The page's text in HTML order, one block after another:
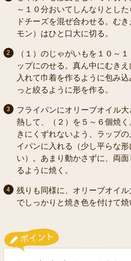
～１０分おいてしんなりとし
ドチーズを混ぜ合わせる。む
モン）はひと口大に切る。
（１）のじゃがいもを１０～
ップにのせる。真ん中にむき
入れて巾着を作るように包み
っと絞るように形を作る。
フライパンにオリーブオイル
熱して、（２）を５～６個焼
きにくずれないよう、ラップ
イパンに入れる（少し平らな
い）。あまり動かさずに、両
るように焼く。
残りも同様に、オリーブオイ
でしっかりと焼き色を付けて焼